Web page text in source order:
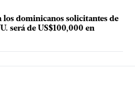
los dominicanos solicitantes de
será de US$100,000 en